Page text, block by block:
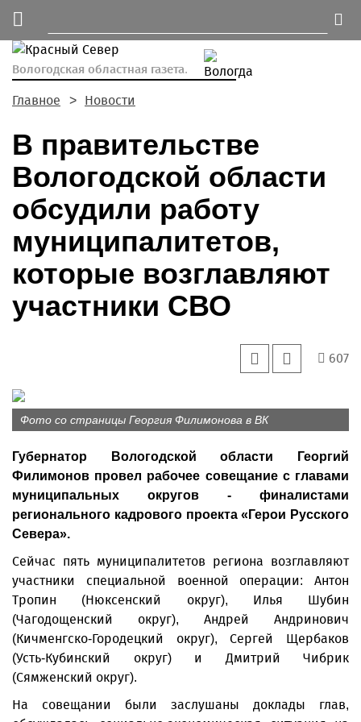
Вологодская областная газета.
Главное Новости
В правительстве
Вологодской области
обсудили работу
муниципалитетов,
которые возглавляют
участники СВО
607
Фото со страницы Георгия Филимонова в ВК
Губернатор Вологодской области Георгий
Филимонов провел рабочее совещание с главами
муниципальных округов - финалистами
регионального кадрового проекта «Герои Русского
Севера».
Сейчас пять муниципалитетов региона возглавляют
участники специальной военной операции: Антон
Тропин (Нюксенский округ), Илья Шубин
(Чагодощенский округ), Андрей Андринович
(Кичменгско-Городецкий округ), Сергей Щербаков
(Усть-Кубинский округ) и Дмитрий Чибрик
(Сямженский округ).
На совещании были заслушаны доклады глав,